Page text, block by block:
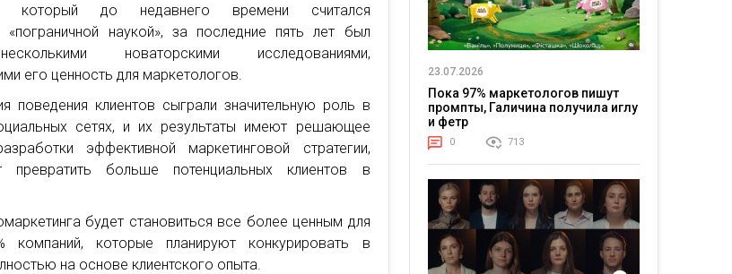
который до недавнего времени считался
«пограничной наукой», за последние пять лет был
новаторскими исследованиями,
его ценность для маркетологов.
поведения клиентов сыграли значительную роль в
сетях, и их результаты имеют решающее
эффективной маркетинговой стратегии,
превратить больше потенциальных клиентов в
будет становиться все более ценным для
компаний, которые планируют конкурировать в
на основе клиентского опыта.
23.07.2026
Пока 97% маркетологов пишут
промпты, Галичина получила иглу
и фетр
0 713